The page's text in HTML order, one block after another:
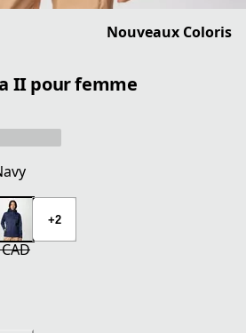
Nouveaux Coloris
II pour femme
+2